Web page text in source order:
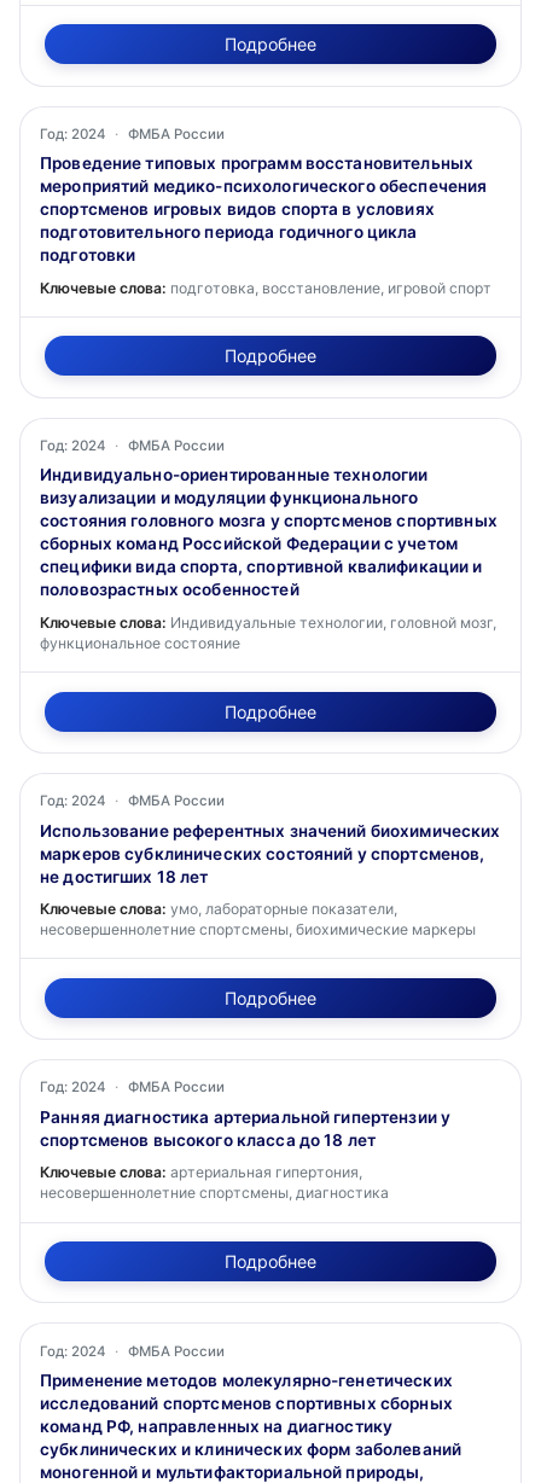
Подробнее
Год: 2024 · ФМБА России
Проведение типовых программ восстановительных
мероприятий медико-психологического обеспечения
спортсменов игровых видов спорта в условиях
подготовительного периода годичного цикла
подготовки
Ключевые слова: подготовка, восстановление, игровой спорт
Подробнее
Год: 2024 · ФМБА России
Индивидуально-ориентированные технологии
визуализации и модуляции функционального
состояния головного мозга у спортсменов спортивных
сборных команд Российской Федерации с учетом
специфики вида спорта, спортивной квалификации и
половозрастных особенностей
Ключевые слова: Индивидуальные технологии, головной мозг,
функциональное состояние
Подробнее
Год: 2024 · ФМБА России
Использование референтных значений биохимических
маркеров субклинических состояний у спортсменов,
не достигших 18 лет
Ключевые слова: умо, лабораторные показатели,
несовершеннолетние спортсмены, биохимические маркеры
Подробнее
Год: 2024 · ФМБА России
Ранняя диагностика артериальной гипертензии у
спортсменов высокого класса до 18 лет
Ключевые слова: артериальная гипертония,
несовершеннолетние спортсмены, диагностика
Подробнее
Год: 2024 · ФМБА России
Применение методов молекулярно-генетических
исследований спортсменов спортивных сборных
команд РФ, направленных на диагностику
субклинических и клинических форм заболеваний
моногенной и мультифакториальной природы,